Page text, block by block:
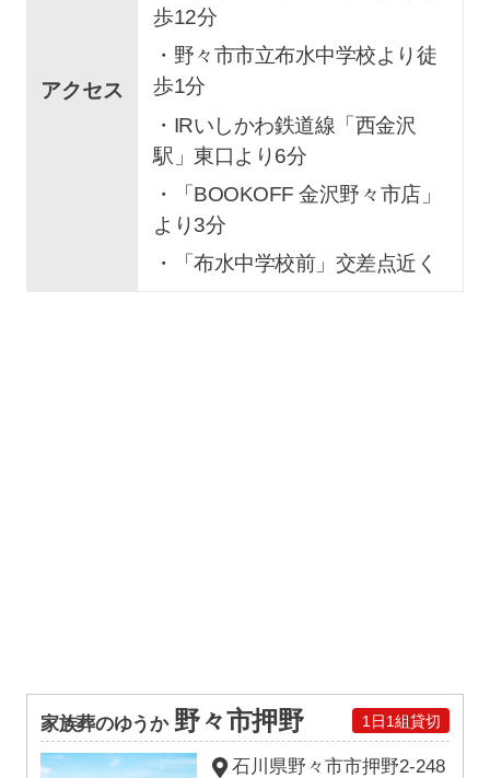
アクセス
歩12分
・野々市市立布水中学校より徒
歩1分
・IRいしかわ鉄道線「西金沢
駅」東口より6分
・「BOOKOFF 金沢野々市店」
より3分
・「布水中学校前」交差点近く
家族葬のゆうか 野々市押野 1日1組貸切
石川県野々市市押野2-248